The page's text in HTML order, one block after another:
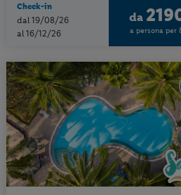
Check-in
dal 19/08/26
al 16/12/26
da
a persona per